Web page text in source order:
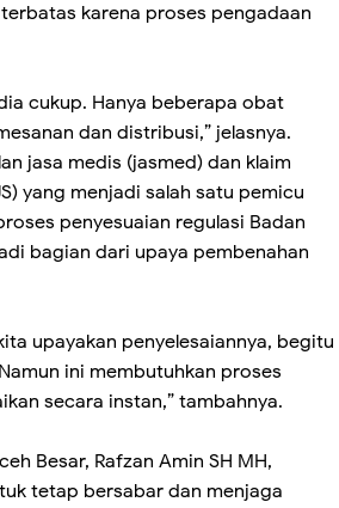
karena proses pengadaan
cukup. Hanya beberapa obat
dan distribusi,” jelasnya.
jasa medis (jasmed) dan klaim
yang menjadi salah satu pemicu
penyesuaian regulasi Badan
bagian dari upaya pembenahan
upayakan penyelesaiannya, begitu
ini membutuhkan proses
secara instan,” tambahnya.
Besar, Rafzan Amin SH MH,
tetap bersabar dan menjaga